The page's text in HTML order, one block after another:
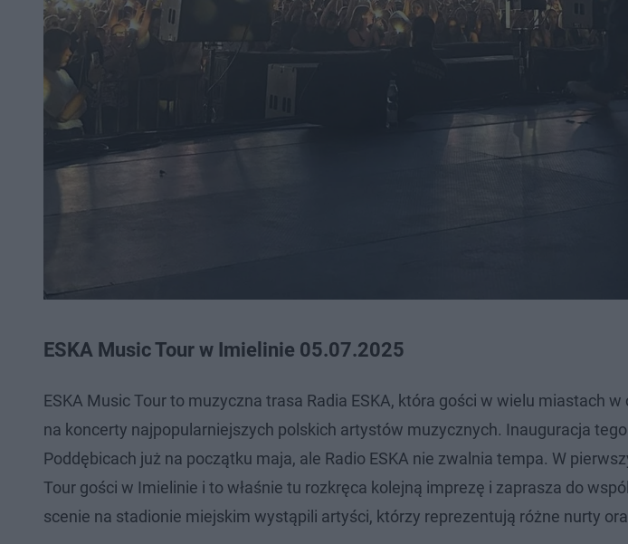
ESKA Music Tour w Imielinie 05.07.2025
ESKA Music Tour to muzyczna trasa Radia ESKA, która gości w wielu miastach w
na koncerty najpopularniejszych polskich artystów muzycznych. Inauguracja
Poddębicach już na początku maja, ale Radio ESKA nie zwalnia tempa. W
Tour gości w Imielinie i to właśnie tu rozkręca kolejną imprezę i zaprasza do
scenie na stadionie miejskim wystąpili artyści, którzy reprezentują różne nurty